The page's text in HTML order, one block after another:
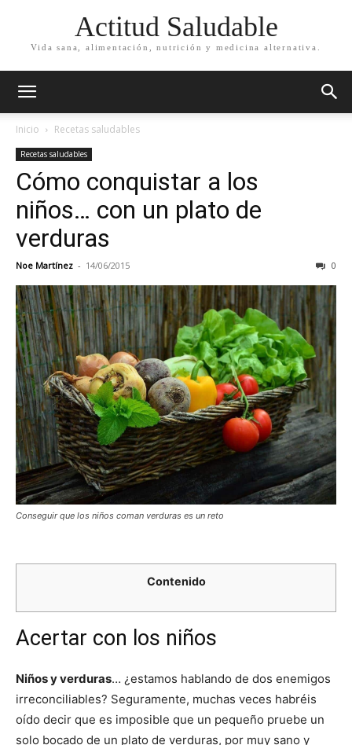
Actitud Saludable
Vida sana, alimentación, nutrición y medicina alternativa.
Inicio Recetas saludables
Recetas saludables
Cómo conquistar a los
niños… con un plato de
verduras
Noe Martínez - 14/06/2015 0
Conseguir que los niños coman verduras es un reto
Contenido
Acertar con los niños
Niños y verduras… ¿estamos hablando de dos enemigos
irreconciliables? Seguramente, muchas veces habréis
oído decir que es imposible que un pequeño pruebe un
solo bocado de un plato de verduras, por muy sano y